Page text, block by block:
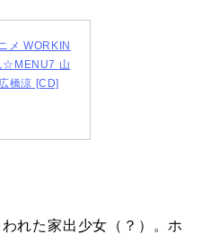
メ WORKIN
☆MENU7 山
橋涼 [CD]
れた家出少女（？）。ホ